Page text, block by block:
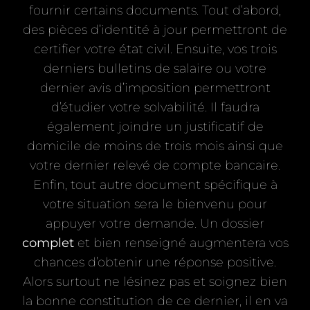
fournir certains documents. Tout d’abord,
des pièces d’identité à jour permettront de
certifier votre état civil. Ensuite, vos trois
derniers bulletins de salaire ou votre
dernier avis d’imposition permettront
d’étudier votre solvabilité. Il faudra
également joindre un justificatif de
domicile de moins de trois mois ainsi que
votre dernier relevé de compte bancaire.
Enfin, tout autre document spécifique à
votre situation sera le bienvenu pour
appuyer votre demande. Un dossier
complet et bien renseigné augmentera vos
chances d’obtenir une réponse positive.
Alors surtout ne lésinez pas et soignez bien
la bonne constitution de ce dernier, il en va